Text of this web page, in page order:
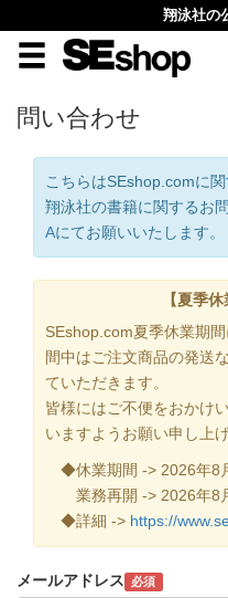
翔泳社の
問い合わせ
こちらはSEshop.comに関
翔泳社の書籍に関するお
Aにてお願いいたします。
【夏季
SEshop.com夏季休業期
間中はご注文商品の発送
ていただきます。
皆様にはご不便をおかけ
いますようお願い申し上げ
◆休業期間 -> 2026年8
業務再開 -> 2026年8
◆詳細 -> https://
メールアドレス 必須